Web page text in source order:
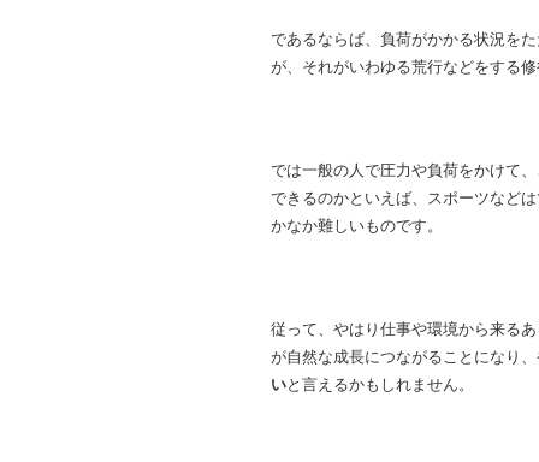
であるならば、負荷がかかる状況を
が、それがいわゆる荒行などをする
では一般の人で圧力や負荷をかけて
できるのかといえば、スポーツなど
かなか難しいものです。
従って、やはり仕事や環境から来る
が自然な成長につながることになり
いと言えるかもしれません。